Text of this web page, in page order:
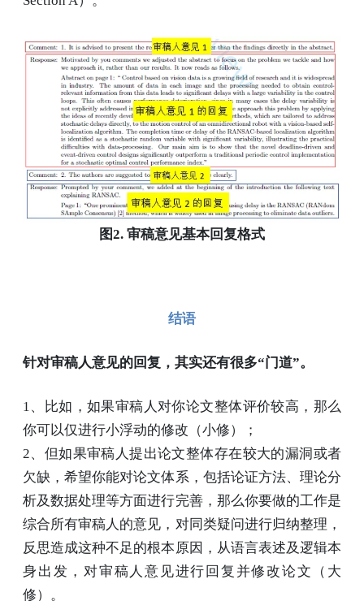
图2. 审稿意见基本回复格式
结语
针对审稿人意见的回复，其实还有很多“门道”。
1、比如，如果审稿人对你论文整体评价较高，那么
你可以仅进行小浮动的修改（小修）；
2、但如果审稿人提出论文整体存在较大的漏洞或者
欠缺，希望你能对论文体系，包括论证方法、理论分
析及数据处理等方面进行完善，那么你要做的工作是
综合所有审稿人的意见，对同类疑问进行归纳整理，
反思造成这种不足的根本原因，从语言表述及逻辑本
身出发，对审稿人意见进行回复并修改论文（大
修）。